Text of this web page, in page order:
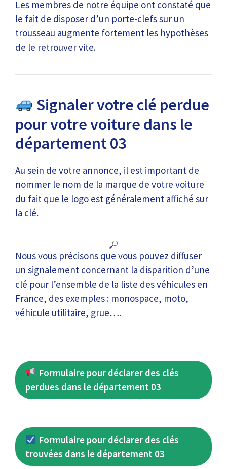
Les membres de notre équipe ont constaté que
le fait de disposer d’un porte-clefs sur un
trousseau augmente fortement les hypothèses
de le retrouver vite.
Signaler votre clé perdue
pour votre voiture dans le
département 03
Au sein de votre annonce, il est important de
nommer le nom de la marque de votre voiture
du fait que le logo est généralement affiché sur
la clé.
Nous vous précisons que vous pouvez diffuser
un signalement concernant la disparition d’une
clé pour l’ensemble de la liste des véhicules en
France, des exemples : monospace, moto,
véhicule utilitaire, grue….
Formulaire pour déclarer des clés
perdues dans le département 03
Formulaire pour déclarer des clés
trouvées dans le département 03